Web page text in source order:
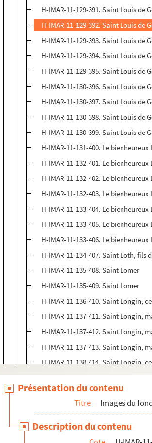
H-IMAR-11-129-391. Saint Louis de
H-IMAR-11-129-392. Saint Louis de
H-IMAR-11-129-393. Saint Louis de
H-IMAR-11-129-394. Saint Louis de
H-IMAR-11-129-395. Saint Louis de
H-IMAR-11-130-396. Saint Louis de
H-IMAR-11-130-397. Saint Louis de
H-IMAR-11-130-398. Saint Louis de
H-IMAR-11-130-399. Saint Louis de
H-IMAR-11-131-400. Le
H-IMAR-11-132-401. Le
H-IMAR-11-132-402. Le
H-IMAR-11-132-403. Le
H-IMAR-11-133-404. Le
H-IMAR-11-133-405. Le
H-IMAR-11-133-406. Le
H-IMAR-11-134-407. Saint Loth, fils
H-IMAR-11-135-408. Saint Lomer
H-IMAR-11-135-409. Saint Lomer
H-IMAR-11-136-410. Saint Longin,
H-IMAR-11-137-411. Saint Longin,
H-IMAR-11-137-412. Saint Longin,
H-IMAR-11-137-413. Saint Longin,
H-IMAR-11-138-414. Saint Longin,
H-IMAR-11-138-415. Saint Longin,
H-IMAR-11-139-416. La vie de saint
H-IMAR-11-140-417. La vie de saint
H-IMAR-11-141-418. Saint Loup ou
H-IMAR-11-141-419. Saint Loup,
Présentation du contenu
Titre Images du
Description du contenu